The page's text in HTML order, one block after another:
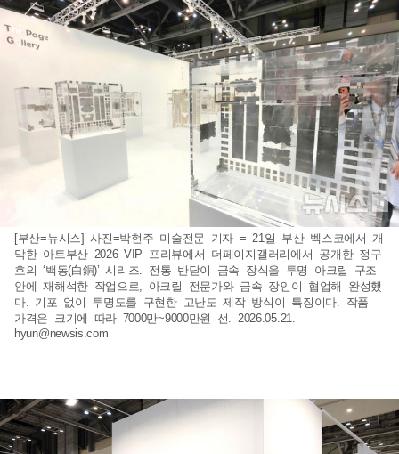
[부산=뉴시스] 사진=박현주 미술전문 기자 = 21일 부산 벡스코에서 개
막한 아트부산 2026 VIP 프리뷰에서 더페이지갤러리에서 공개한 정구
호의 ‘백동(白銅)’ 시리즈. 전통 반닫이 금속 장식을 투명 아크릴 구조
안에 재해석한 작업으로, 아크릴 전문가와 금속 장인이 협업해 완성했
다. 기포 없이 투명도를 구현한 고난도 제작 방식이 특징이다. 작품
가격은 크기에 따라 7000만~9000만원 선. 2026.05.21.
hyun@newsis.com